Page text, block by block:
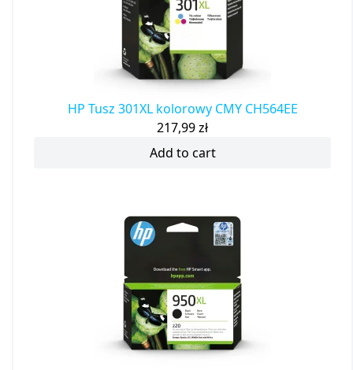
HP Tusz 301XL kolorowy CMY CH564EE
217,99zł
Add to cart